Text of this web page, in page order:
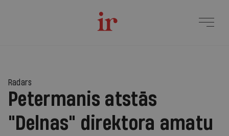
Radars
Petermanis atstās
"Delnas" direktora amatu